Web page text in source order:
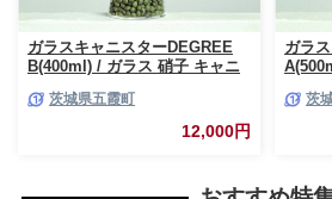
ガラスキャニスターDEGREE
B(400ml) / ガラス 硝子 キャニ
耐熱 一生もの 職人 こだわり
JIDA デザインミュージアムセ
レクション 茨城県 五霞町
茨城県五霞町
12,000円
ガラ
耐熱
JIDA
レク
茨